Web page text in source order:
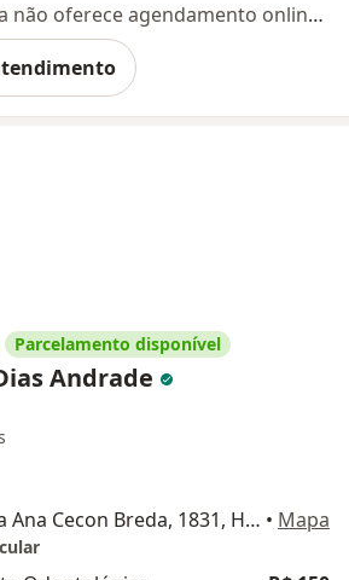
Esse especialista não oferece agendamento online para esse endereço.
Parcelamento disponível
Andrade
Avenida Thereza Ana Cecon Breda, 1831, Hortolândia • Mapa